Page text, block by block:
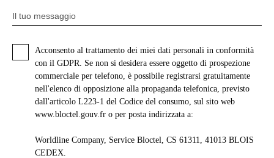
Il tuo messaggio
Acconsento al trattamento dei miei dati personali in conformità
con il GDPR. Se non si desidera essere oggetto di prospezione
commerciale per telefono, è possibile registrarsi gratuitamente
nell'elenco di opposizione alla propaganda telefonica, previsto
dall'articolo L223-1 del Codice del consumo, sul sito web
www.bloctel.gouv.fr o per posta indirizzata a:
Worldline Company, Service Bloctel, CS 61311, 41013 BLOIS
CEDEX.